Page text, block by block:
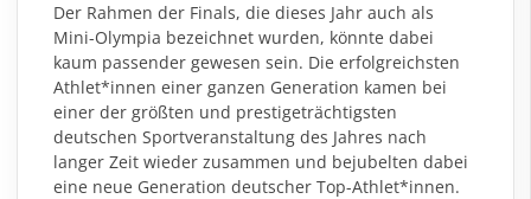
Der Rahmen der Finals, die dieses Jahr auch als
Mini-Olympia bezeichnet wurden, könnte dabei
kaum passender gewesen sein. Die erfolgreichsten
Athlet*innen einer ganzen Generation kamen bei
einer der größten und prestigeträchtigsten
deutschen Sportveranstaltung des Jahres nach
langer Zeit wieder zusammen und bejubelten dabei
eine neue Generation deutscher Top-Athlet*innen.